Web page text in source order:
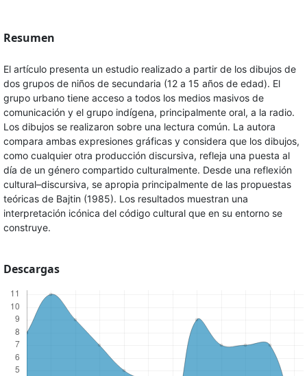
Resumen
El artículo presenta un estudio realizado a partir de los dibujos de
dos grupos de niños de secundaria (12 a 15 años de edad). El
grupo urbano tiene acceso a todos los medios masivos de
comunicación y el grupo indígena, principalmente oral, a la radio.
Los dibujos se realizaron sobre una lectura común. La autora
compara ambas expresiones gráficas y considera que los dibujos,
como cualquier otra producción discursiva, refleja una puesta al
día de un género compartido culturalmente. Desde una reflexión
cultural–discursiva, se apropia principalmente de las propuestas
teóricas de Bajtin (1985). Los resultados muestran una
interpretación icónica del código cultural que en su entorno se
construye.
Descargas